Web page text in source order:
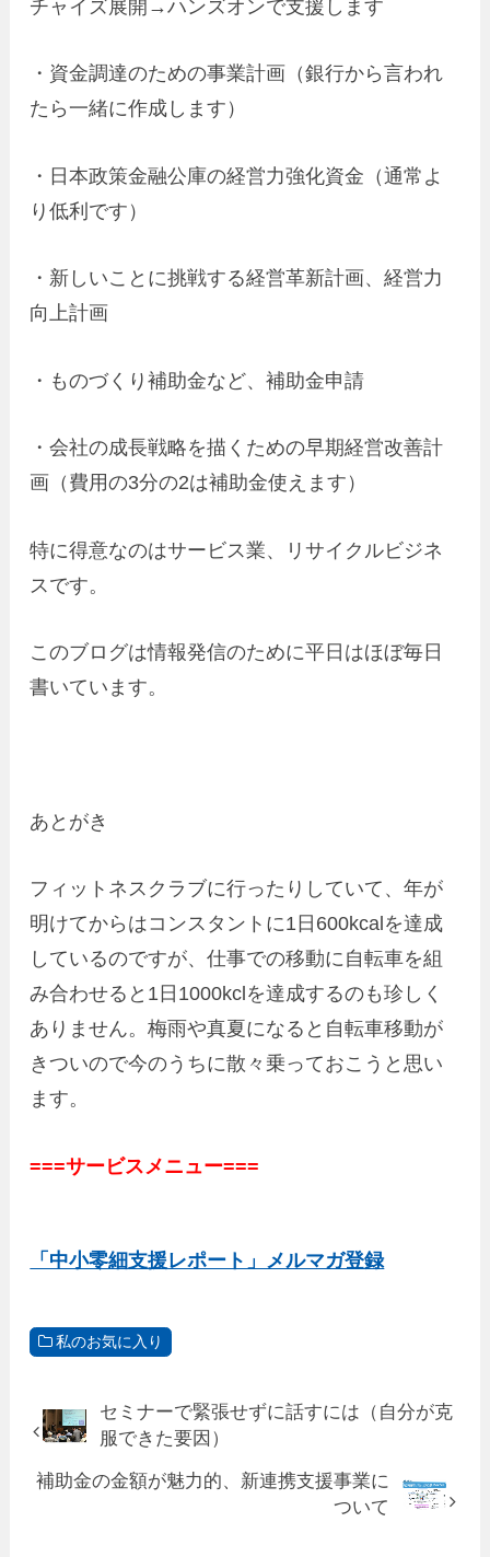
チャイズ展開→ハンズオンで支援します
・資金調達のための事業計画（銀行から言われ
たら一緒に作成します）
・日本政策金融公庫の経営力強化資金（通常よ
り低利です）
・新しいことに挑戦する経営革新計画、経営力
向上計画
・ものづくり補助金など、補助金申請
・会社の成長戦略を描くための早期経営改善計
画（費用の3分の2は補助金使えます）
特に得意なのはサービス業、リサイクルビジネ
スです。
このブログは情報発信のために平日はほぼ毎日
書いています。
あとがき
フィットネスクラブに行ったりしていて、年が
明けてからはコンスタントに1日600kcalを達成
しているのですが、仕事での移動に自転車を組
み合わせると1日1000kclを達成するのも珍しく
ありません。梅雨や真夏になると自転車移動が
きついので今のうちに散々乗っておこうと思い
ます。
===サービスメニュー===
「中小零細支援レポート」メルマガ登録
私のお気に入り
セミナーで緊張せずに話すには（自分が克
服できた要因）
補助金の金額が魅力的、新連携支援事業に
ついて